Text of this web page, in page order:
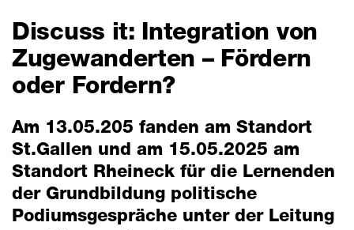
Discuss it: Integration von
Zugewanderten – Fördern
oder Fordern?
Am 13.05.205 fanden am Standort
St.Gallen und am 15.05.2025 am
Standort Rheineck für die Lernenden
der Grundbildung politische
Podiumsgespräche unter der Leitung
Zur Übersicht
BZGS St.Gallen
Kontakt
Mitteilungen
Termine